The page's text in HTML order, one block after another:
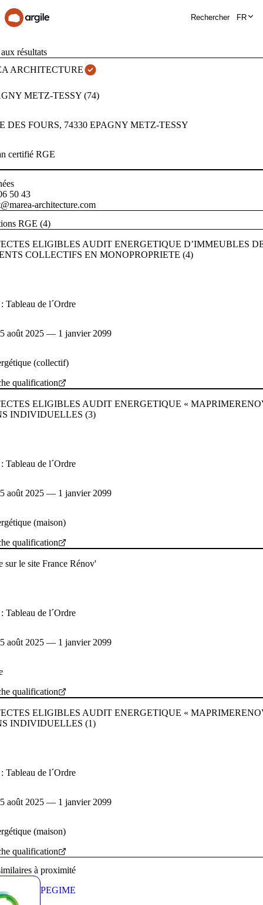
Rechercher FR
résultats
ARCHITECTURE
METZ-TESSY (74)
DES FOURS, 74330 EPAGNY METZ-TESSY
certifié RGE
50 43
architecture.com
RGE (4)
ELIGIBLES AUDIT ENERGETIQUE D’IMMEUBLES
COLLECTIFS EN MONOPROPRIETE (4)
Tableau de l´Ordre
août 2025 — 1 janvier 2099
(collectif)
qualification
ELIGIBLES AUDIT ENERGETIQUE «
INDIVIDUELLES (3)
Tableau de l´Ordre
août 2025 — 1 janvier 2099
(maison)
qualification
sur le site France Rénov'
Tableau de l´Ordre
août 2025 — 1 janvier 2099
qualification
ELIGIBLES AUDIT ENERGETIQUE «
INDIVIDUELLES (1)
Tableau de l´Ordre
août 2025 — 1 janvier 2099
(maison)
qualification
à proximité
PEGIME